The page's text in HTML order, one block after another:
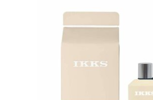
Ajouter au panier